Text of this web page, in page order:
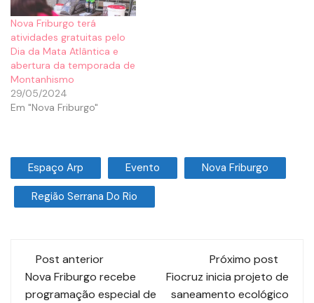
Nova Friburgo terá
atividades gratuitas pelo
Dia da Mata Atlântica e
abertura da temporada de
Montanhismo
29/05/2024
Em "Nova Friburgo"
Espaço Arp Evento Nova Friburgo
Região Serrana Do Rio
Post anterior
Nova Friburgo recebe
programação especial de
Próximo post
Fiocruz inicia projeto de
saneamento ecológico